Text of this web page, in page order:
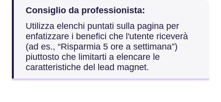
Consiglio da professionista:
Utilizza elenchi puntati sulla pagina per
enfatizzare i benefici che l'utente riceverà
(ad es., “Risparmia 5 ore a settimana”)
piuttosto che limitarti a elencare le
caratteristiche del lead magnet.